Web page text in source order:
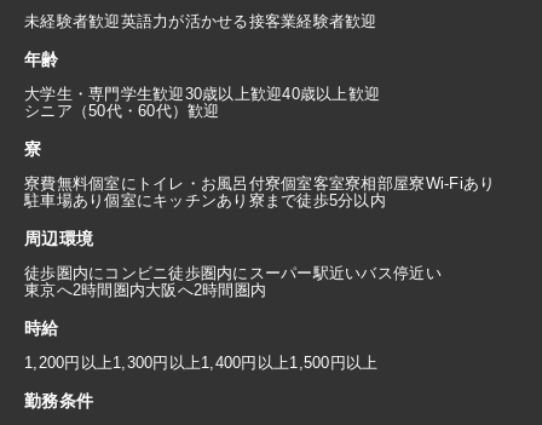
未経験者歓迎英語力が活かせる接客業経験者歓迎
年齢
大学生・専門学生歓迎30歳以上歓迎40歳以上歓迎
シニア（50代・60代）歓迎
寮
寮費無料個室にトイレ・お風呂付寮個室客室寮相部屋寮Wi-Fiあり
駐車場あり個室にキッチンあり 寮まで徒歩5分以内
周辺環境
徒歩圏内にコンビニ徒歩圏内にスーパー駅近いバス停近い
東京へ2時間圏内大阪へ2時間圏内
時給
1,200円以上1,300円以上1,400円以上1,500円以上
勤務条件